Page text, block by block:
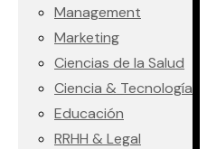
Management
Marketing
Ciencias de la Salud
Ciencia & Tecnología
Educación
RRHH & Legal